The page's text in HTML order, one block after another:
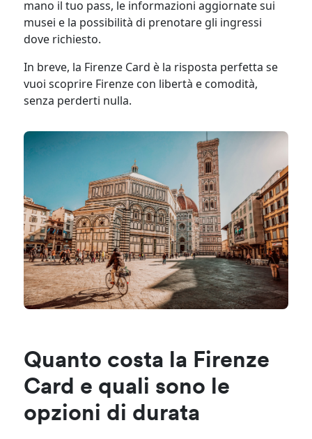
mano il tuo pass, le informazioni aggiornate sui
musei e la possibilità di prenotare gli ingressi
dove richiesto.
In breve, la Firenze Card è la risposta perfetta se
vuoi scoprire Firenze con libertà e comodità,
senza perderti nulla.
Quanto costa la Firenze
Card e quali sono le
opzioni di durata